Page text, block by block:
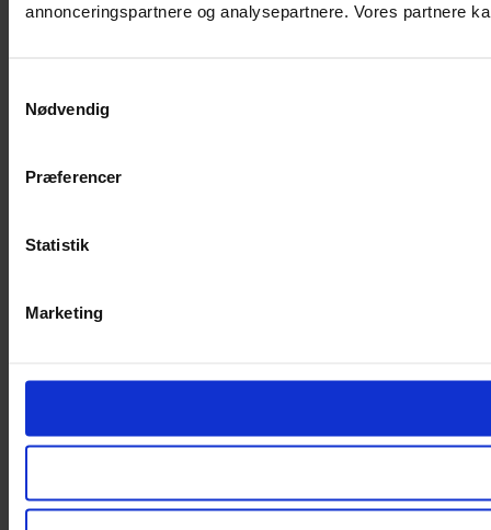
annonceringspartnere og analysepartnere. Vores partnere
Nødvendig
Præferencer
Statistik
Marketing